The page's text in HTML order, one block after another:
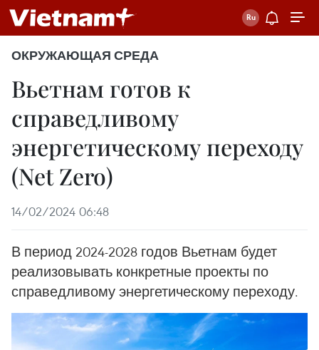
ОКРУЖАЮЩАЯ СРЕДА
Вьетнам готов к
справедливому
энергетическому переходу
(Net Zero)
14/02/2024 06:48
В период 2024-2028 годов Вьетнам будет
реализовывать конкретные проекты по
справедливому энергетическому переходу.